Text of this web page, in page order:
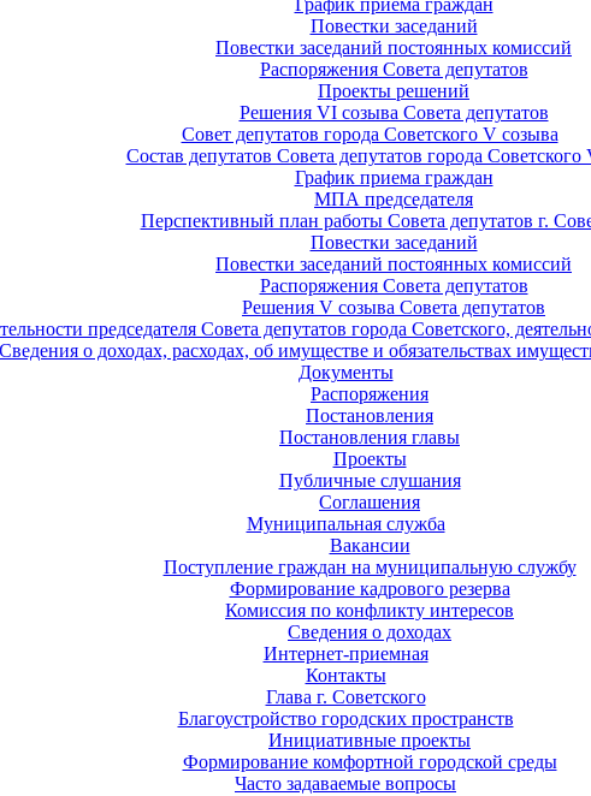
График приема граждан
Повестки заседаний
Повестки заседаний постоянных комиссий
Распоряжения Совета депутатов
Проекты решений
Решения VI созыва Совета депутатов
Совет депутатов города Советского V созыва
Состав депутатов Совета депутатов города Советского
График приема граждан
МПА председателя
Перспективный план работы Совета депутатов г.
Повестки заседаний
Повестки заседаний постоянных комиссий
Распоряжения Совета депутатов
Решения V созыва Совета депутатов
председателя Совета депутатов города Советского,
Сведения о доходах, расходах, об имуществе и обязательствах
Документы
Распоряжения
Постановления
Постановления главы
Проекты
Публичные слушания
Соглашения
Муниципальная служба
Вакансии
Поступление граждан на муниципальную службу
Формирование кадрового резерва
Комиссия по конфликту интересов
Сведения о доходах
Интернет-приемная
Контакты
Глава г. Советского
Благоустройство городских пространств
Инициативные проекты
Формирование комфортной городской среды
Часто задаваемые вопросы